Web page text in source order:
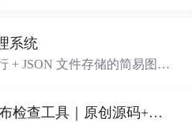
系统
+ JSON 文件存储的简易图书
书名/作者/ISBN），每本书
图像种子版本复现发布检查工具｜原创源码+测试+离线报告